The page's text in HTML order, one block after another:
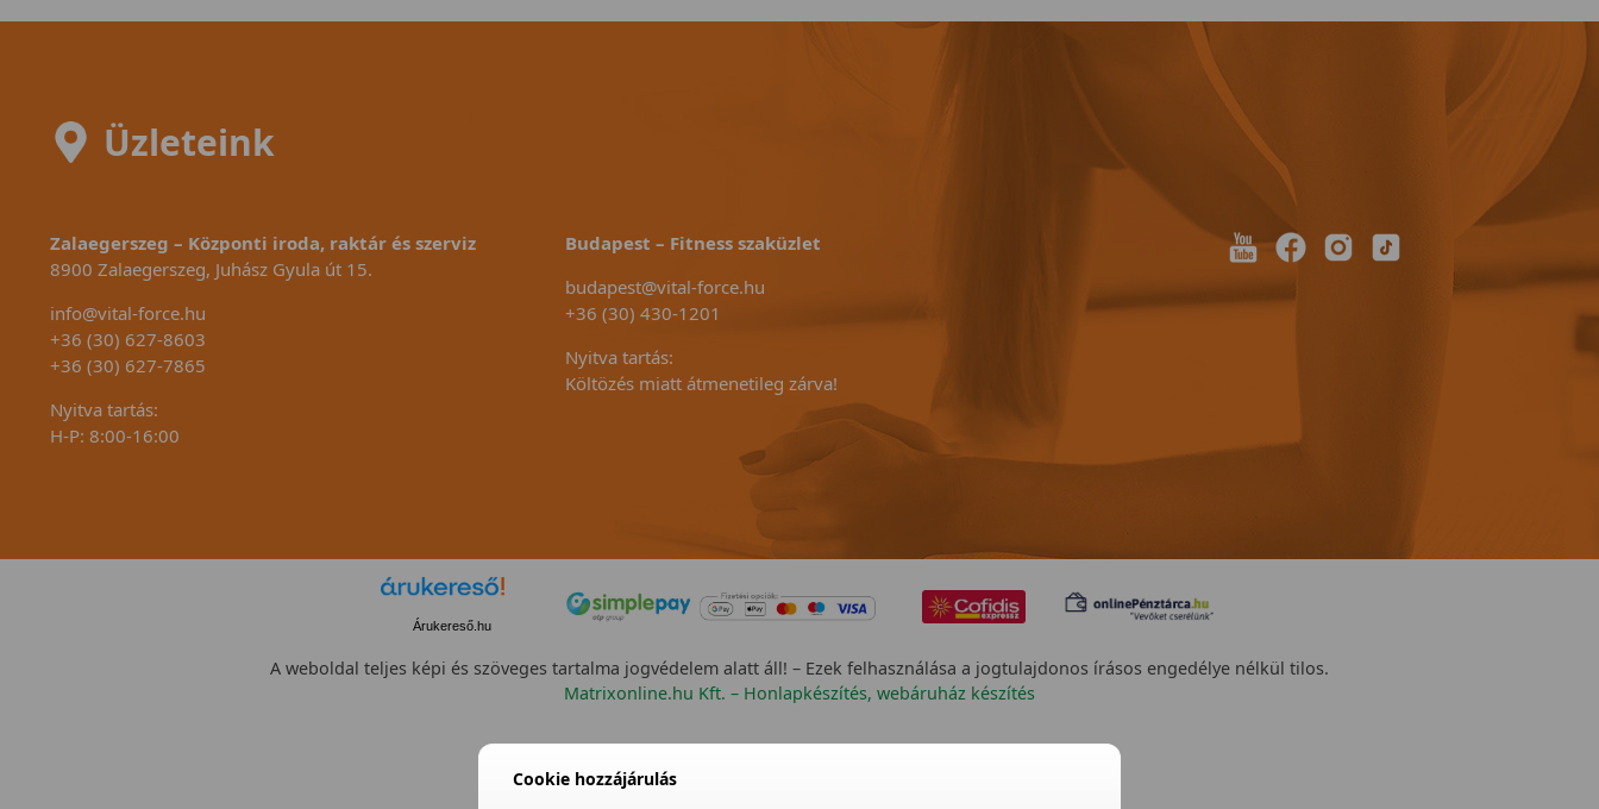
Üzleteink
Zalaegerszeg – Központi iroda, raktár és szerviz
8900 Zalaegerszeg, Juhász Gyula út 15.
info@vital-force.hu
+36 (30) 627-8603
+36 (30) 627-7865
Nyitva tartás:
H-P: 8:00-16:00
Budapest – Fitness szaküzlet
budapest@vital-force.hu
+36 (30) 430-1201
Nyitva tartás:
Költözés miatt átmenetileg zárva!
Árukereső.hu
A weboldal teljes képi és szöveges tartalma jogvédelem alatt áll! – Ezek felhasználása a jogtulajdonos írásos engedélye nélkül tilos.
Matrixonline.hu Kft. – Honlapkészítés, webáruház készítés
Cookie hozzájárulás